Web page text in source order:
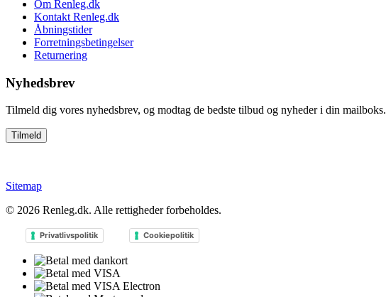
Om Renleg.dk
Kontakt Renleg.dk
Åbningstider
Forretningsbetingelser
Returnering
Nyhedsbrev
Tilmeld dig vores nyhedsbrev, og modtag de bedste tilbud og nyheder i din mailboks.
Sitemap
© 2026 Renleg.dk. Alle rettigheder forbeholdes.
Privatlivspolitik Cookiepolitik